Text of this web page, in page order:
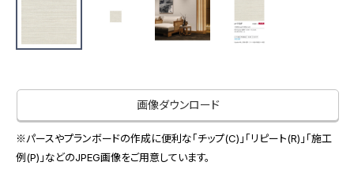
お役立ち資料
サンプル・カタログ請求／お問い合わせ（ビジネスのお客様）
非住宅案件に関するお問い合わせ
スペースソリューション事業
オフィスソリューション事業
会社情報
画像ダウンロード
※パースやプランボードの作成に便利な「チップ(C)」「リピート(R)」「施工
例(P)」などのJPEG画像をご用意しています。